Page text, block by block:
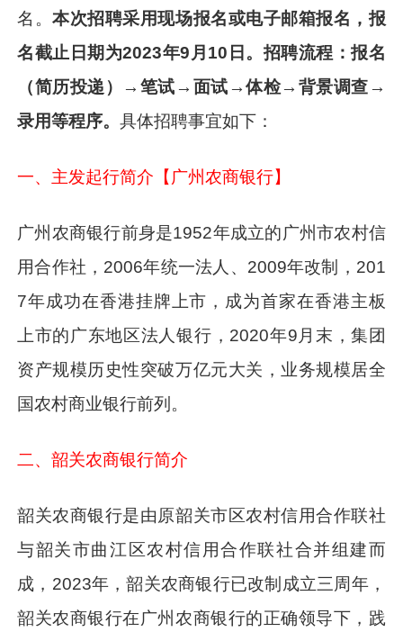
名 。本次招聘采用现场报名或电子邮箱报名，报
名截止日期为2023年9月10日 。招聘流程：报名
（简历投递）→笔试→面试→体检→背景调查→
录用等程序。具体招聘事宜如下：
一、主发起行简介【广州农商银行】
广州农商银行前身是1952年成立的广州市农村信
用合作社，2006年统一法人、2009年改制，201
7年成功在香港挂牌上市，成为首家在香港主板
上市的广东地区法人银行，2020年9月末，集团
资产规模历史性突破万亿元大关，业务规模居全
国农村商业银行前列。
二、韶关农商银行简介
韶关农商银行是由原韶关市区农村信用合作联社
与韶关市曲江区农村信用合作联社合并组建而
成，2023年，韶关农商银行已改制成立三周年，
韶关农商银行在广州农商银行的正确领导下，践